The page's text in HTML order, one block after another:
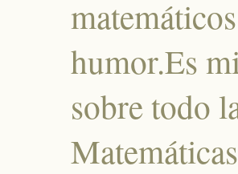
humor.Es
sobre todo